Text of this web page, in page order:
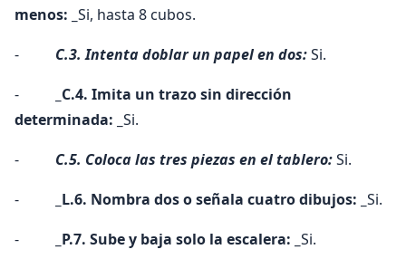
menos: _ Si, hasta 8 cubos.
- C.3. Intenta doblar un papel en dos:Si.
-
_C.4. Imita un trazo sin dirección
determinada: _ Si.
- C.5. Coloca las tres piezas en el tablero:Si.
-
_L.6. Nombra dos o señala cuatro dibujos: _ Si.
-
_P.7. Sube y baja solo la escalera: _ Si.